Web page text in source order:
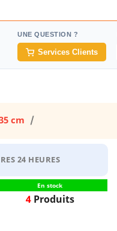
UNE QUESTION ?
Services Clients
cm
24 HEURES
En stock
4Produits